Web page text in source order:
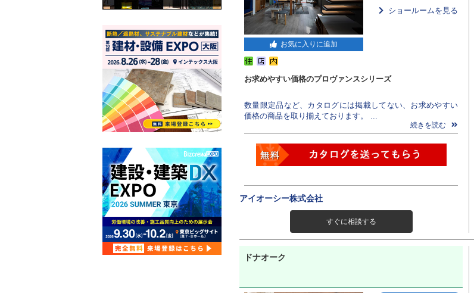
お気に入りに追加
ショールームを見る
お求めやすい価格のプロヴァンスシリーズ
数量限定品など、カタログには掲載してない、お求めやすい
価格の商品を取り揃えております。 ...
続きを読む
アイオーシー株式会社
すぐに相談する
ドナオーク